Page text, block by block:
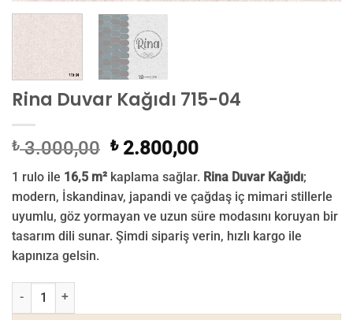
Rina Duvar Kağıdı 715-04
₺3.000,00 Orijinal
fiyat:
₺ 3.000,00.
₺2.800,00Şu
andaki
fiyat:
₺ 2.800,00.
1 rulo ile 16,5 m² kaplama sağlar. Rina Duvar Kağıdı;
modern, İskandinav, japandi ve çağdaş iç mimari stillerle
uyumlu, göz yormayan ve uzun süre modasını koruyan bir
tasarım dili sunar. Şimdi sipariş verin, hızlı kargo ile
kapınıza gelsin.
Rina Duvar Kağıdı 715-04 adet